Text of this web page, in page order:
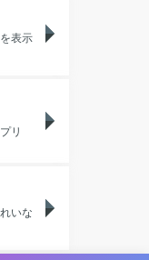
表示
リ
いな